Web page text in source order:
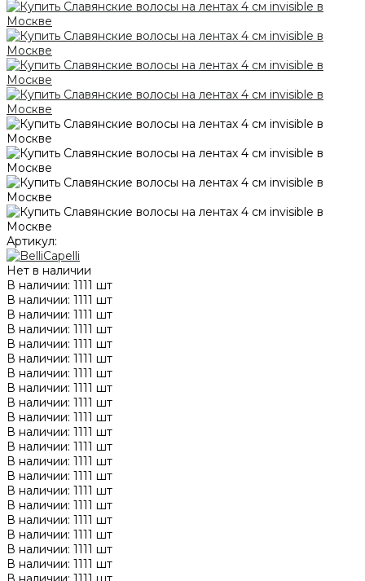
Артикул:
Нет в наличии
В наличии: 1111 шт
В наличии: 1111 шт
В наличии: 1111 шт
В наличии: 1111 шт
В наличии: 1111 шт
В наличии: 1111 шт
В наличии: 1111 шт
В наличии: 1111 шт
В наличии: 1111 шт
В наличии: 1111 шт
В наличии: 1111 шт
В наличии: 1111 шт
В наличии: 1111 шт
В наличии: 1111 шт
В наличии: 1111 шт
В наличии: 1111 шт
В наличии: 1111 шт
В наличии: 1111 шт
В наличии: 1111 шт
В наличии: 1111 шт